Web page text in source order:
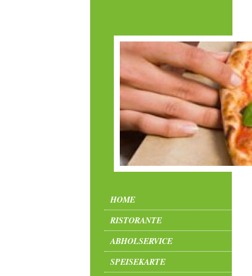
HOME
RISTORANTE
ABHOLSERVICE
SPEISEKARTE